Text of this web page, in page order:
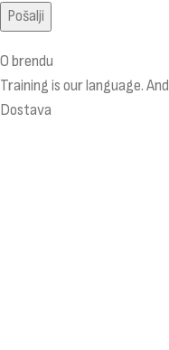
O brendu
Training is our language.
Dostava